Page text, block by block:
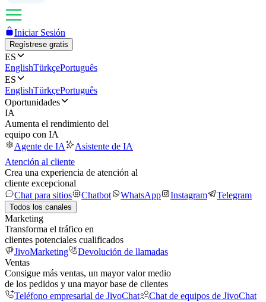
Iniciar Sesión
Regístrese gratis
ES
EnglishTürkçePortuguês
ES
EnglishTürkçePortuguês
Oportunidades
IA
Aumenta el rendimiento del
equipo con IA
Agente de IA
Asistente de IA
Atención al cliente
Crea una experiencia de atención al
cliente excepcional
Chat para sitios
Chatbot WhatsApp Instagram Telegram
Todos los canales
Marketing
Transforma el tráfico en
clientes potenciales cualificados
JivoMarketing
Devolución de llamadas
Ventas
Consigue más ventas, un mayor valor medio
de los pedidos y una mayor base de clientes
Teléfono empresarial de JivoChat
Chat de equipos de JivoChat